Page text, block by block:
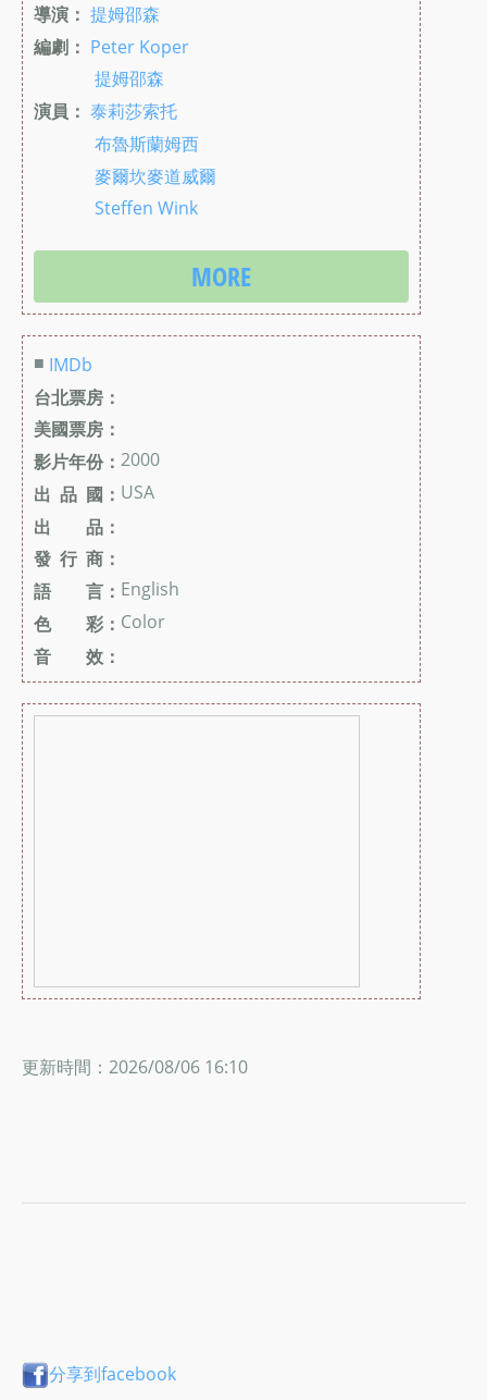
導演： 提姆邵森
編劇： Peter Koper
提姆邵森
演員： 泰莉莎索托
布魯斯蘭姆西
麥爾坎麥道威爾
Steffen Wink
MORE
■ IMDb
台北票房：
美國票房：
影片年份： 2000
出 品 國： USA
出 品：
發 行 商：
語 言： English
色 彩： Color
音 效：
更新時間：2026/08/06 16:10
分享到facebook